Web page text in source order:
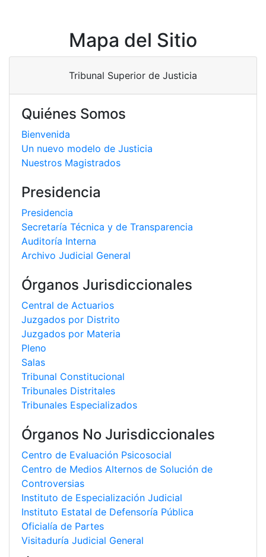
Mapa del Sitio
Tribunal Superior de Justicia
Quiénes Somos
Bienvenida
Un nuevo modelo de Justicia
Nuestros Magistrados
Presidencia
Presidencia
Secretaría Técnica y de Transparencia
Auditoría Interna
Archivo Judicial General
Órganos Jurisdiccionales
Central de Actuarios
Juzgados por Distrito
Juzgados por Materia
Pleno
Salas
Tribunal Constitucional
Tribunales Distritales
Tribunales Especializados
Órganos No Jurisdiccionales
Centro de Evaluación Psicosocial
Centro de Medios Alternos de Solución de
Controversias
Instituto de Especialización Judicial
Instituto Estatal de Defensoría Pública
Oficialía de Partes
Visitaduría Judicial General